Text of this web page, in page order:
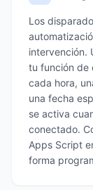
Los
intervención.
tu función de
cada hora,
una fecha
se activa
conectado.
Apps Script
forma